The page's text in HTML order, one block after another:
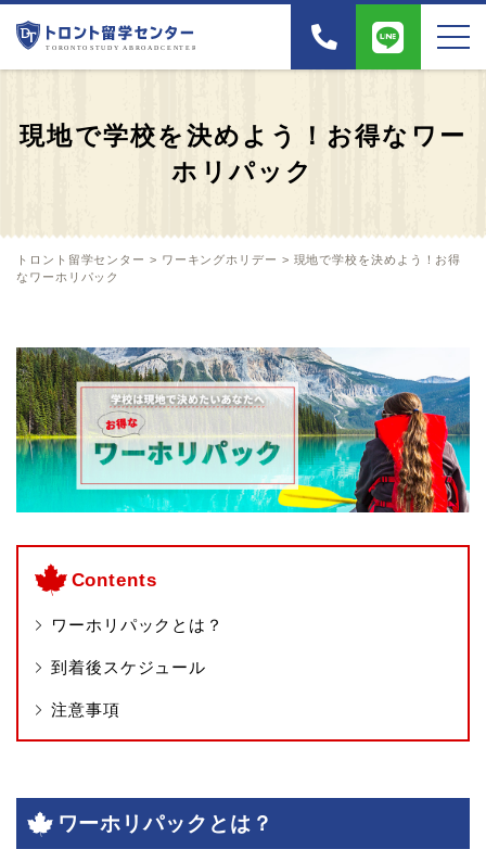
現地で学校を決めよう！お得なワー
ホリパック
トロント留学センター > ワーキングホリデー > 現地で学校を決めよう！お得
なワーホリパック
Contents
ワーホリパックとは？
到着後スケジュール
注意事項
ワーホリパックとは？